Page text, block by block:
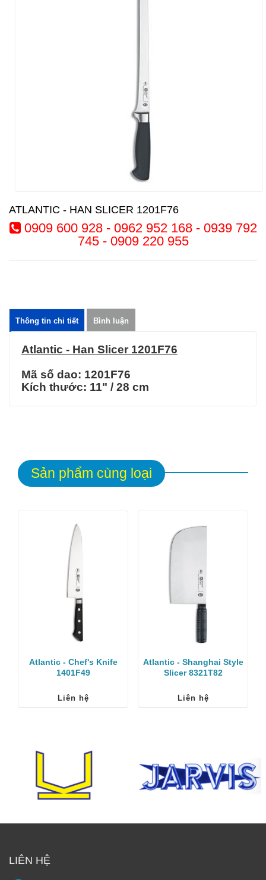
ATLANTIC - HAN SLICER 1201F76
0909 600 928 - 0962 952 168 - 0939 792
745 - 0909 220 955
Thông tin chi tiết Bình luận
Atlantic - Han Slicer 1201F76
Mã số dao: 1201F76
Kích thước: 11" / 28 cm
Sản phẩm cùng loại
Atlantic - Chef's Knife
1401F49
Liên hệ
Atlantic - Shanghai Style
Slicer 8321T82
Liên hệ
LIÊN HỆ